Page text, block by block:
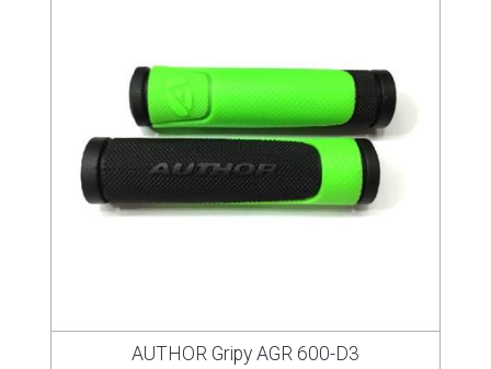
AUTHOR Gripy AGR 600-D3